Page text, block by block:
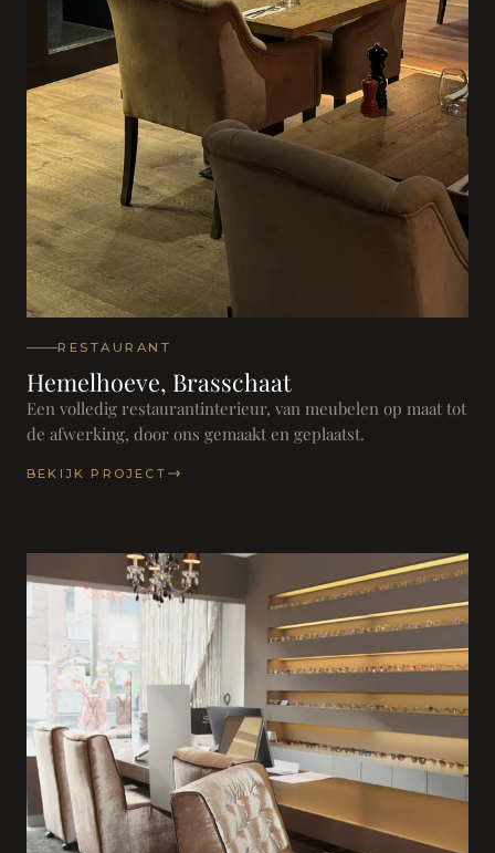
RESTAURANT
Hemelhoeve, Brasschaat
Een volledig restaurantinterieur, van meubelen op maat tot
de afwerking, door ons gemaakt en geplaatst.
BEKIJK PROJECT